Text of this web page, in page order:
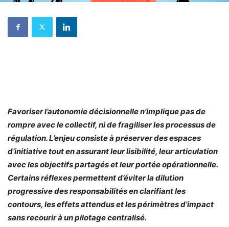
Favoriser l’autonomie décisionnelle n’implique pas de
rompre avec le collectif, ni de fragiliser les processus de
régulation. L’enjeu consiste à préserver des espaces
d’initiative tout en assurant leur lisibilité, leur articulation
avec les objectifs partagés et leur portée opérationnelle.
Certains réflexes permettent d’éviter la dilution
progressive des responsabilités en clarifiant les
contours, les effets attendus et les périmètres d’impact
sans recourir à un pilotage centralisé.